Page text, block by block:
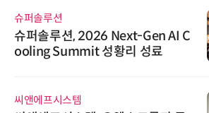
슈퍼솔루션
슈퍼솔루션, 2026 Next-Gen AI C
ooling Summit 성황리 성료
씨앤에프시스템